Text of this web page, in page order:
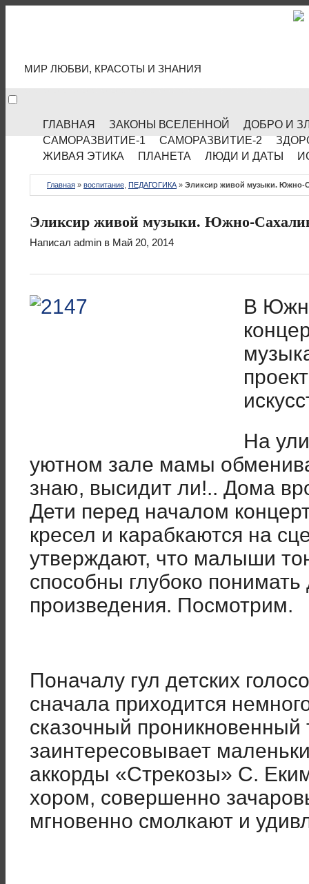
МИР ЛЮБВИ, КРАСОТЫ И ЗНАНИЯ
ГЛАВНАЯ ЗАКОНЫ ВСЕЛЕННОЙ
ДОБРО И
САМОРАЗВИТИЕ-1
САМОРАЗВИТИЕ-2
ЖИВАЯ ЭТИКА
ПЛАНЕТА ЛЮДИ И ДАТЫ
Главная » воспитание ПЕДАГОГИКА » Эликсир живой музыки. Южно-
Эликсир живой музыки. Южно-
Написал admin в Май 20, 2014
В
На
уютном зале мамы
знаю, высидит ли!.. Дома
Дети перед началом
кресел и карабкаются на
утверждают, что малыши
способны глубоко
произведения. Посмотрим.
Поначалу гул детских
сначала приходится
сказочный
заинтересовывает
аккорды «Стрекозы» С.
хором, совершенно
мгновенно смолкают и